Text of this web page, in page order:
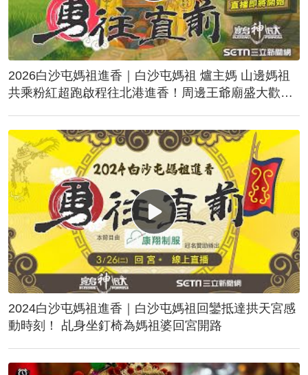
2026白沙屯媽祖進香｜白沙屯媽祖 爐主媽 山邊媽祖
共乘粉紅超跑啟程往北港進香！周邊王爺廟盛大歡
2024白沙屯媽祖進香｜白沙屯媽祖回鑾抵達拱天宮感
動時刻！ 乩身坐釘椅為媽祖婆回宮開路